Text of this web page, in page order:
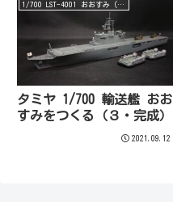
1/700 LST-4001 おおすみ（完）
タミヤ 1/700 輸送艦 おお
すみをつくる（３・完成）
2021.09.12